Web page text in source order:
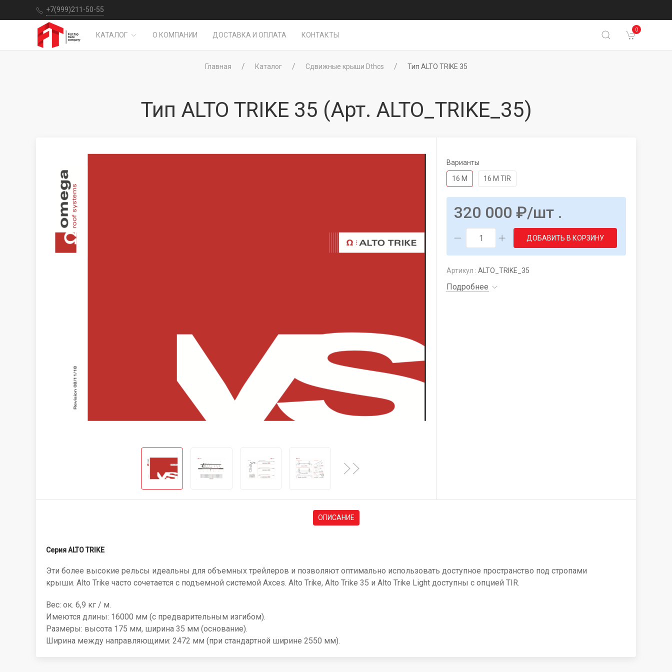
+7(999)211-50-55
КАТАЛОГ О КОМПАНИИ ДОСТАВКА И ОПЛАТА КОНТАКТЫ
0
Главная Каталог Сдвижные крыши Dthcs Тип ALTO TRIKE 35
Тип ALTO TRIKE 35 (Арт. ALTO_TRIKE_35)
Варианты
16 М
16 М TIR
320 000 ₽/шт .
ДОБАВИТЬ В КОРЗИНУ
Артикул :ALTO_TRIKE_35
Подробнее
ОПИСАНИЕ
Серия ALTO TRIKE
Эти более высокие рельсы идеальны для объемных трейлеров и позволяют оптимально использовать доступное пространство под стропами
крыши. Alto Trike часто сочетается с подъемной системой Axces. Alto Trike, Alto Trike 35 и Alto Trike Light доступны с опцией TIR.
Вес: ок. 6,9 кг / м.
Имеются длины: 16000 мм (с предварительным изгибом).
Размеры: высота 175 мм, ширина 35 мм (основание).
Ширина между направляющими: 2472 мм (при стандартной ширине 2550 мм).